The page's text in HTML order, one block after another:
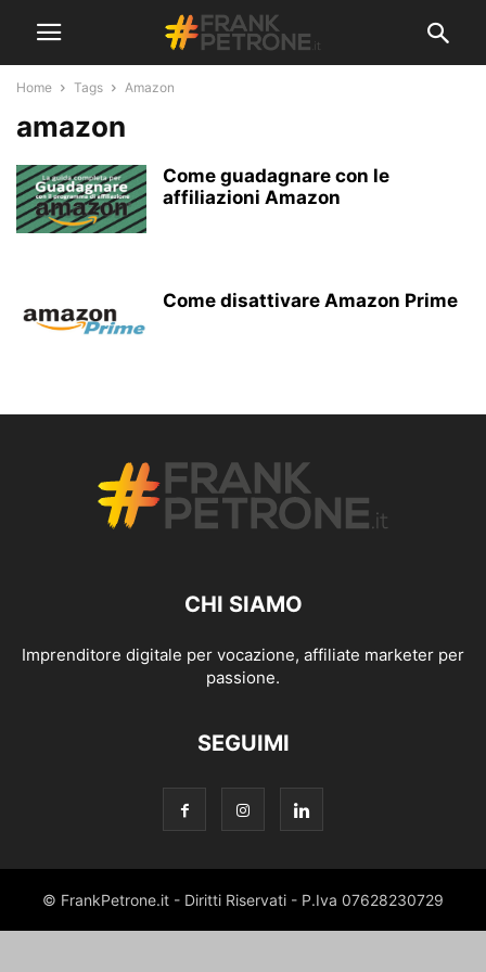
Home Tags Amazon
amazon
Come guadagnare con le
affiliazioni Amazon
Come disattivare Amazon Prime
CHI SIAMO
Imprenditore digitale per vocazione, affiliate marketer per
passione.
SEGUIMI
© FrankPetrone.it - Diritti Riservati - P.Iva 07628230729